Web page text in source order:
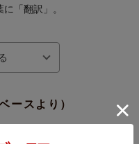
「翻訳」。
ースより）